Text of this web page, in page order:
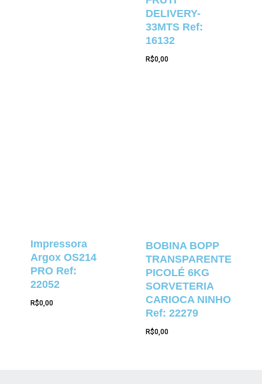
DELIVERY-
33MTS Ref:
16132
R$0,00
Impressora
Argox OS214
PRO Ref:
22052
R$0,00
BOBINA BOPP
TRANSPARENTE
PICOLÉ 6KG
SORVETERIA
CARIOCA NINHO
Ref: 22279
R$0,00